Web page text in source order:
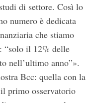
di settore. Così lo
numero è dedicata
che stiamo
“solo il 12% delle
nell’ultimo anno”».
Bcc: quella con la
primo osservatorio